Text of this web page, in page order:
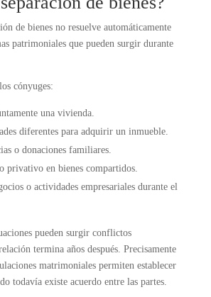
de bienes no resuelve automáticamente
patrimoniales que pueden surgir durante
cónyuges:
una vivienda.
diferentes para adquirir un inmueble.
o donaciones familiares.
privativo en bienes compartidos.
o actividades empresariales durante el
pueden surgir conflictos
termina años después. Precisamente
matrimoniales permiten establecer
todavía existe acuerdo entre las partes.